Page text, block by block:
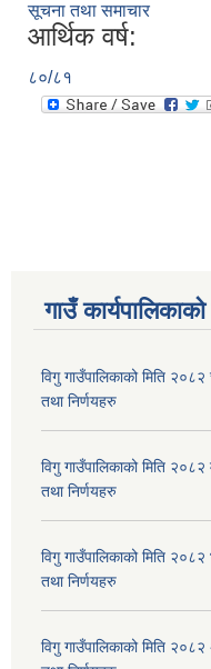
सूचना तथा समाचार
आर्थिक वर्ष:
८०/८१
गाउँ
विगु गाउँपालिकाको मिति
तथा निर्णयहरु
विगु गाउँपालिकाको मिति
तथा निर्णयहरु
विगु गाउँपालिकाको मिति
तथा निर्णयहरु
विगु गाउँपालिकाको मिति